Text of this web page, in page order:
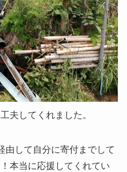
夫してくれました。
由して自分に寄付までして
本当に応援してくれてい